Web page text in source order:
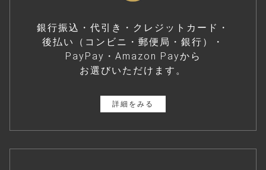
銀行振込・代引き・クレジットカード・
後払い（コンビニ・郵便局・銀行）・
PayPay・Amazon Payから
お選びいただけます。
詳細をみる